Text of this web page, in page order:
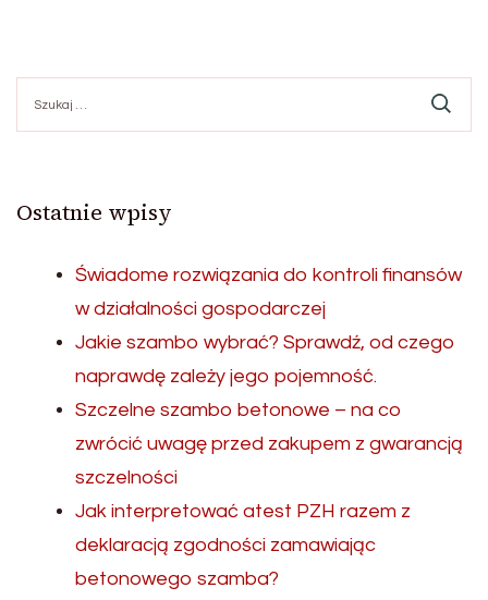
Ostatnie wpisy
Świadome rozwiązania do kontroli finansów
w działalności gospodarczej
Jakie szambo wybrać? Sprawdź, od czego
naprawdę zależy jego pojemność.
Szczelne szambo betonowe – na co
zwrócić uwagę przed zakupem z gwarancją
szczelności
Jak interpretować atest PZH razem z
deklaracją zgodności zamawiając
betonowego szamba?